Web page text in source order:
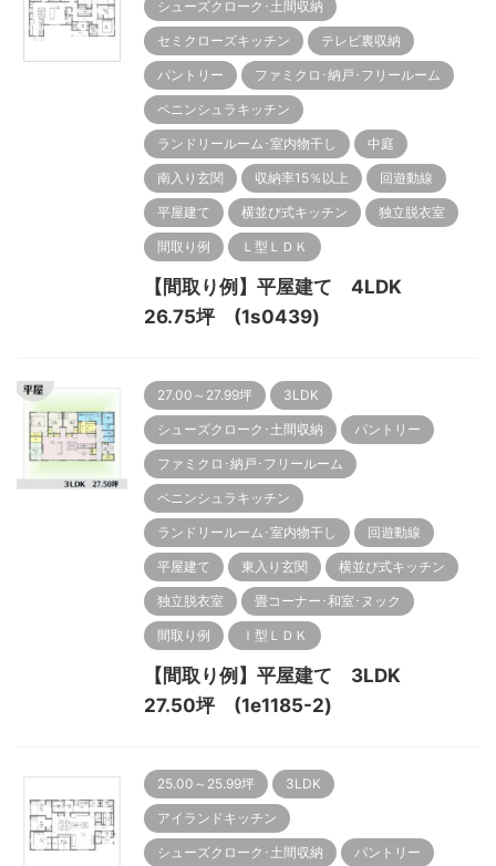
シューズクローク･土間収納
セミクローズキッチン テレビ裏収納
パントリー ファミクロ･納戸･フリールーム
ペニンシュラキッチン
ランドリールーム･室内物干し 中庭
南入り玄関 収納率15％以上 回遊動線
平屋建て 横並び式キッチン 独立脱衣室
間取り例 Ｌ型ＬＤＫ
【間取り例】平屋建て 4LDK
26.75坪 (1s0439)
27.00～27.99坪 3LDK
シューズクローク･土間収納 パントリー
ファミクロ･納戸･フリールーム
ペニンシュラキッチン
ランドリールーム･室内物干し 回遊動線
平屋建て 東入り玄関 横並び式キッチン
独立脱衣室 畳コーナー･和室･ヌック
間取り例 Ｉ型ＬＤＫ
【間取り例】平屋建て 3LDK
27.50坪 (1e1185-2)
25.00～25.99坪 3LDK
アイランドキッチン
シューズクローク･土間収納 パントリー